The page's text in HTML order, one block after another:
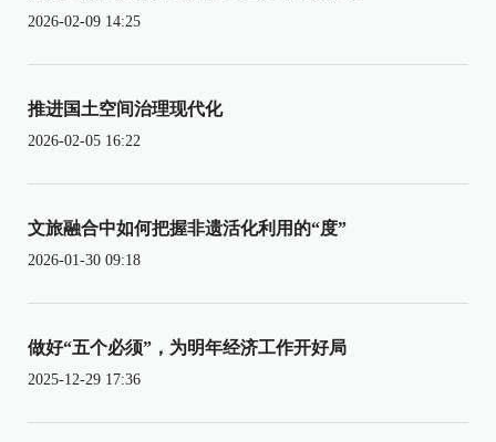
2026-02-09 14:25
推进国土空间治理现代化
2026-02-05 16:22
文旅融合中如何把握非遗活化利用的“度”
2026-01-30 09:18
做好“五个必须”，为明年经济工作开好局
2025-12-29 17:36